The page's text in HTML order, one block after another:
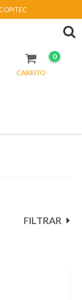
CARRITO
0
FILTRAR